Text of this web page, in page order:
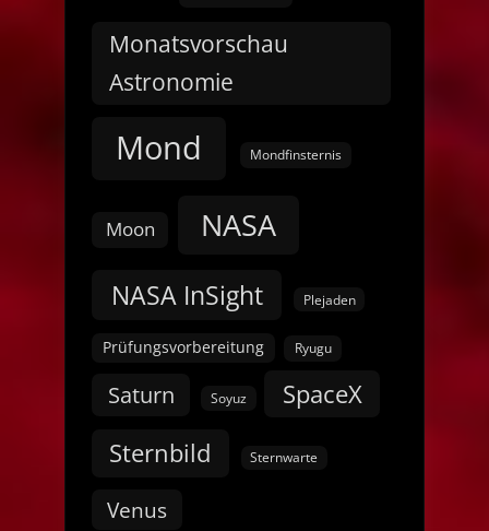
Monatsvorschau
Astronomie
Mond Mondfinsternis
Moon NASA
NASA InSight Plejaden
Prüfungsvorbereitung Ryugu
Saturn Soyuz
SpaceX
Sternbild
Sternwarte
Venus